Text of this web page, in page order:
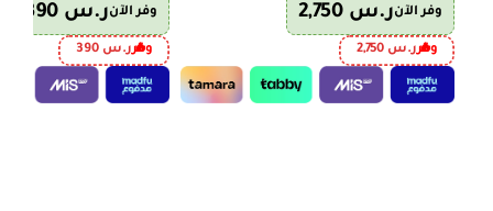
وفر الآنر.س
وفرر.س 2,750
وفر الآنر.س
وفرر.س 390